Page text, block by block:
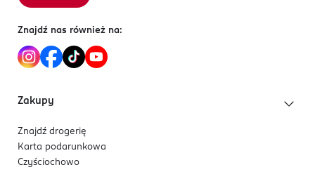
Znajdź nas również na:
Zakupy
Znajdź drogerię
Karta podarunkowa
Czyściochowo